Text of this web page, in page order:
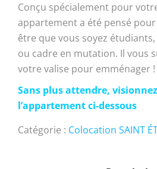
Conçu spécialement pour
appartement a été pensé
être que vous soyez
ou cadre en mutation. Il vous
votre valise pour emménager !
Sans plus attendre,
l’appartement ci-dessous
Catégorie : Colocation SAINT